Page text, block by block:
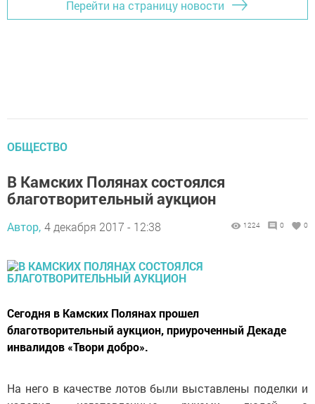
Перейти на страницу новости
ОБЩЕСТВО
В Камских Полянах состоялся
благотворительный аукцион
Автор, 4 декабря 2017 - 12:38 1224 0 0
Сегодня в Камских Полянах прошел
благотворительный аукцион, приуроченный Декаде
инвалидов «Твори добро».
На него в качестве лотов были выставлены поделки и